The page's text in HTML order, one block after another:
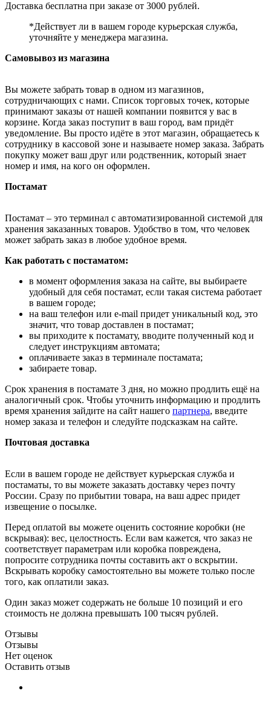
Доставка бесплатна при заказе от 3000 рублей.
*Действует ли в вашем городе курьерская служба,
уточняйте у менеджера магазина.
Самовывоз из магазина
Вы можете забрать товар в одном из магазинов,
сотрудничающих с нами. Список торговых точек, которые
принимают заказы от нашей компании появится у вас в
корзине. Когда заказ поступит в ваш город, вам придёт
уведомление. Вы просто идёте в этот магазин, обращаетесь к
сотруднику в кассовой зоне и называете номер заказа. Забрать
покупку может ваш друг или родственник, который знает
номер и имя, на кого он оформлен.
Постамат
Постамат – это терминал с автоматизированной системой для
хранения заказанных товаров. Удобство в том, что человек
может забрать заказ в любое удобное время.
Как работать с постаматом:
в момент оформления заказа на сайте, вы выбираете
удобный для себя постамат, если такая система работает
в вашем городе;
на ваш телефон или e-mail придет уникальный код, это
значит, что товар доставлен в постамат;
вы приходите к постамату, вводите полученный код и
следует инструкциям автомата;
оплачиваете заказ в терминале постамата;
забираете товар.
Срок хранения в постамате 3 дня, но можно продлить ещё на
аналогичный срок. Чтобы уточнить информацию и продлить
время хранения зайдите на сайт нашего партнера, введите
номер заказа и телефон и следуйте подсказкам на сайте.
Почтовая доставка
Если в вашем городе не действует курьерская служба и
постаматы, то вы можете заказать доставку через почту
России. Сразу по прибытии товара, на ваш адрес придет
извещение о посылке.
Перед оплатой вы можете оценить состояние коробки (не
вскрывая): вес, целостность. Если вам кажется, что заказ не
соответствует параметрам или коробка повреждена,
попросите сотрудника почты составить акт о вскрытии.
Вскрывать коробку самостоятельно вы можете только после
того, как оплатили заказ.
Один заказ может содержать не больше 10 позиций и его
стоимость не должна превышать 100 тысяч рублей.
Отзывы
Отзывы
Нет оценок
Оставить отзыв